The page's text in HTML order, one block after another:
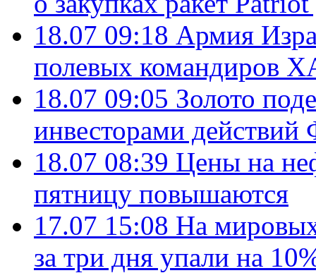
18.07 09:18 Армия
полевых командиров
18.07 09:05 Золото
инвесторами
18.07 08:39 Цены на
пятницу повышаются
17.07 15:08 На
за три дня упали на